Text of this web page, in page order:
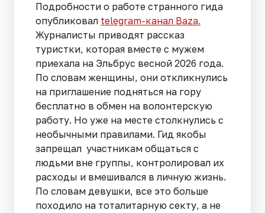
Подробности о работе странного гида
опубликовал telegram-канал Baza.
Журналисты приводят рассказ
туристки, которая вместе с мужем
приехала на Эльбрус весной 2026 года.
По словам женщины, они откликнулись
на приглашение подняться на гору
бесплатно в обмен на волонтерскую
работу. Но уже на месте столкнулись с
необычными правилами. Гид якобы
запрещал участникам общаться с
людьми вне группы, контролировал их
расходы и вмешивался в личную жизнь.
По словам девушки, все это больше
походило на тоталитарную секту, а не